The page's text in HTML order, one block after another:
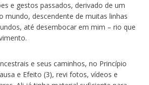
e gestos passados, derivado de um
mundo, descendente de muitas linhas
até desembocar em mim – rio que
e seus caminhos, no Princípio
e Efeito (3), revi fotos, vídeos e